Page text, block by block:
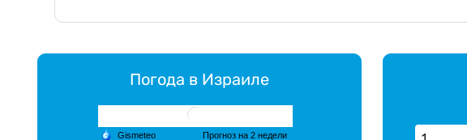
Погода в Израиле